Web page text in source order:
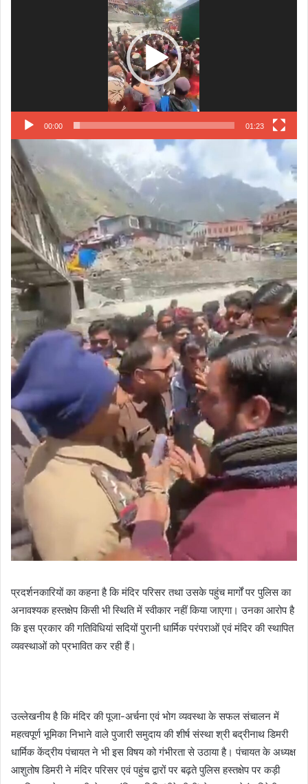
00:00 01:23
प्रदर्शनकारियों का कहना है कि मंदिर परिसर तथा उसके पहुंच मार्गों पर पुलिस का
अनावश्यक हस्तक्षेप किसी भी स्थिति में स्वीकार नहीं किया जाएगा। उनका आरोप है
कि इस प्रकार की गतिविधियां सदियों पुरानी धार्मिक परंपराओं एवं मंदिर की स्थापित
व्यवस्थाओं को प्रभावित कर रही हैं।
उल्लेखनीय है कि मंदिर की पूजा-अर्चना एवं भोग व्यवस्था के सफल संचालन में
महत्वपूर्ण भूमिका निभाने वाले पुजारी समुदाय की शीर्ष संस्था श्री बद्रीनाथ डिमरी
धार्मिक केंद्रीय पंचायत ने भी इस विषय को गंभीरता से उठाया है। पंचायत के अध्यक्ष
आशुतोष डिमरी ने मंदिर परिसर एवं पहुंच द्वारों पर बढ़ते पुलिस हस्तक्षेप पर कड़ी